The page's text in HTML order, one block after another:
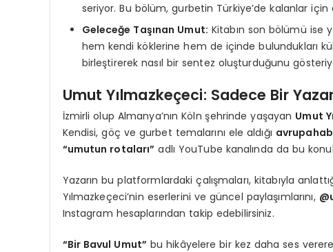
seriyor. Bu bölüm, gurbetin Türkiye’de kalanlar
Geleceğe Taşınan Umut: Kitabın son bölümü ise
hem kendi köklerine hem de içinde bulundukları
birleştirerek nasıl bir sentez oluşturduğunu
Umut Yılmazkeçeci: Sadece Bir
İzmirli olup Almanya’nın Köln şehrinde yaşayan Umut
Kendisi, göç ve gurbet temalarını ele aldığı
“umutun rotaları” adlı YouTube kanalında da bu
Yazarın bu platformlardaki çalışmaları, kitabıyla
Yılmazkeçeci’nin eserlerini ve güncel paylaşımlarını,
Instagram hesaplarından takip edebilirsiniz.
“Bir Bavul Umut” bu hikâyelere bir kez daha ses